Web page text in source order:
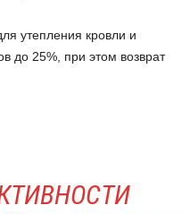
утепления кровли и
до 25%, при этом возврат